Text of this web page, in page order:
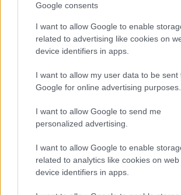
Google consents
I want to allow Google to enable
related to advertising like cookies on
device identifiers in apps.
I want to allow my user data to be sent
Google for online advertising purposes.
I want to allow Google to send me
personalized advertising.
I want to allow Google to enable
related to analytics like cookies on
device identifiers in apps.
Rioja finaliza con celebración
La Universidad de La Rioja despidió a 60…
CRÓNICA